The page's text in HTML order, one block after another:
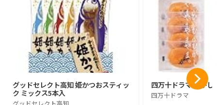
グッドセレクト高知 姫かつおスティッ
ク ミックス5本入
四万十ドラマ ひがし
四万十ドラマ